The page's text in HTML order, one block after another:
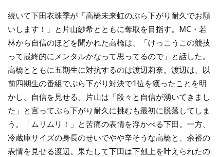
続いて下田衣珠季が「高橋未来虹のぶら下がり耐久でお願
いします！」と片山紗希とともに奪取を目指す。MC・若
林から自信のほどを聞かれた高橋は、「けっこうこの競技
って最終的にメンタルかなって思ってるので」と話した。
高橋とともに五期生に対抗するのは渡辺莉奈。渡辺は、以
前四期生の番組でぶら下がり対決で1位を獲ったことを明
かし、自信を見せる。片山は「段々と自信が湧いてきまし
た」と言ってぶら下がり耐久に挑むも最初に脱落してしま
う。「ムリムリ！」と苦痛の表情を浮かべる下田。一方、
冷蔵庫サイズの身長のせいでやや辛そうな高橋と、余裕の
表情を見せる渡辺。果たして下田は下剋上を叶えられたの